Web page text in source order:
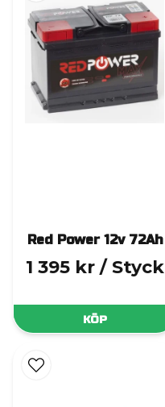
Red Power 12v 72Ah
1 395 kr / Styck
KÖP